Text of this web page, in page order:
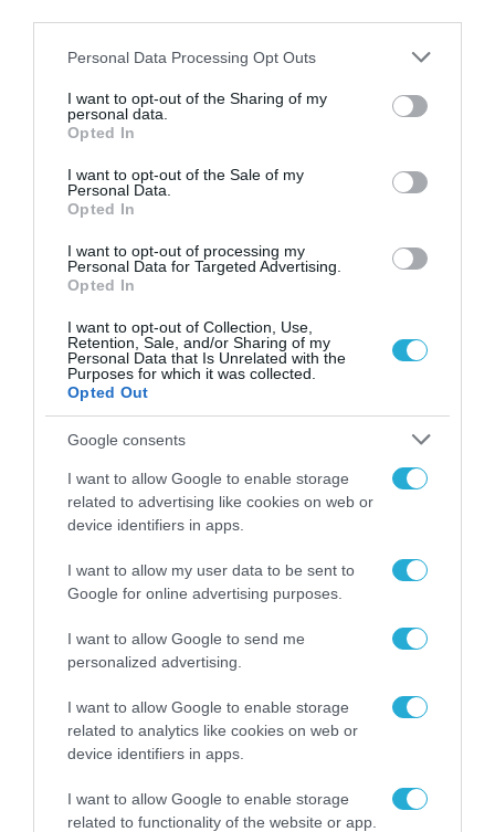
Please note that this website/app uses one or more Google
not limited to your visit or usage behaviour. You may click to
grant or deny consent to Google and its third-party tags to
use your data for below specified purposes in below Google
consent section.
Personal Data Processing Opt Outs
I want to opt-out of the Sharing of my
personal data.
Opted In
I want to opt-out of the Sale of my
Personal Data.
Opted In
I want to opt-out of processing my
Personal Data for Targeted Advertising.
Opted In
I want to opt-out of Collection, Use,
Retention, Sale, and/or Sharing of my
Personal Data that Is Unrelated with the
Purposes for which it was collected.
Opted Out
Google consents
I want to allow Google to enable storage
related to advertising like cookies on web or
device identifiers in apps.
I want to allow my user data to be sent to
Google for online advertising purposes.
I want to allow Google to send me
personalized advertising.
I want to allow Google to enable storage
related to analytics like cookies on web or
device identifiers in apps.
I want to allow Google to enable storage
related to functionality of the website or app.
ΕΠΙ ΠΑΝΤΟΣ ΕΠΙΣΤΗΤΟΥ
ΠΕΡΙ ΤΟΥΡΙΣΤΙΚΩΝ (ΑΔΙ-ΕΞΟΔΩΝ)
ΕΠΕΝΔΥΣΕΩΝ
ΤΙ ΛΩΖΑΝΝΗ, ΤΙ ΚΟΖΑΝΗ; ΔΙΟΔΙΑ
Η ΜΙΑ. ΔΙΟΔΙΑ ΚΙ Η ΑΛΛΗ
02.07.2024